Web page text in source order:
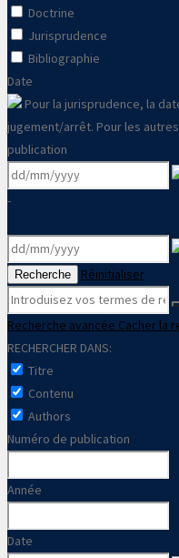
Doctrine
Jurisprudence
Bibliographie
Date
Pour la jurisprudence, la
jugement/arrêt. Pour les
publication
-
Recherche Réinitialiser
Recherche avancée Cacher la
RECHERCHER DANS:
Titre
Contenu
Authors
Numéro de publication
Année
Date